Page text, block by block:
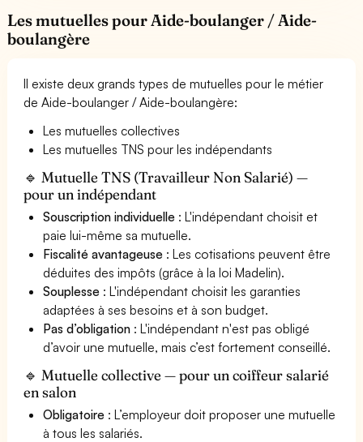
Les mutuelles pour Aide-boulanger / Aide-
boulangère
Il existe deux grands types de mutuelles pour le métier
de Aide-boulanger / Aide-boulangère:
Les mutuelles collectives
Les mutuelles TNS pour les indépendants
🔹 Mutuelle TNS (Travailleur Non Salarié) —
pour un indépendant
Souscription individuelle : L'indépendant choisit et
paie lui-même sa mutuelle.
Fiscalité avantageuse : Les cotisations peuvent être
déduites des impôts (grâce à la loi Madelin).
Souplesse : L'indépendant choisit les garanties
adaptées à ses besoins et à son budget.
Pas d’obligation : L'indépendant n'est pas obligé
d’avoir une mutuelle, mais c’est fortement conseillé.
🔹 Mutuelle collective — pour un coiffeur salarié
en salon
Obligatoire : L’employeur doit proposer une mutuelle
à tous les salariés.